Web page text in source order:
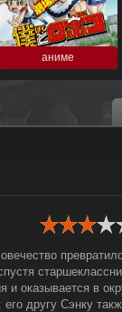
аниме
и оказывается в
другу Сэнку